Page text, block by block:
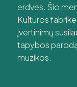
erdves. Šio
Kultūros
įvertinimų
tapybos
muzikos.